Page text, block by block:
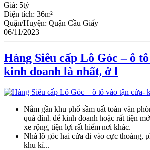
Giá: 5tỷ
Diện tích: 36m²
Quận/Huyện: Quận Cầu Giấy
06/11/2023
Hàng Siêu cấp Lô Góc – ô
kinh doanh là nhất, ở l
Nằm gần khu phố sầm uất toàn văn
quá đỉnh để kinh doanh hoặc rất tiện
xe rộng, tiện lợi rất hiếm nơi khác.
Nhà lô góc hai cửa đi vào cực thoáng,
khu kí...